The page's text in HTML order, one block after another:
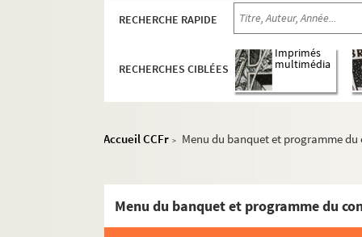
RECHERCHE RAPIDE
RECHERCHES CIBLÉES
Imprimés
multimédia
Accueil CCFr > Menu du banquet et programme
Réceptions données par le ministère des